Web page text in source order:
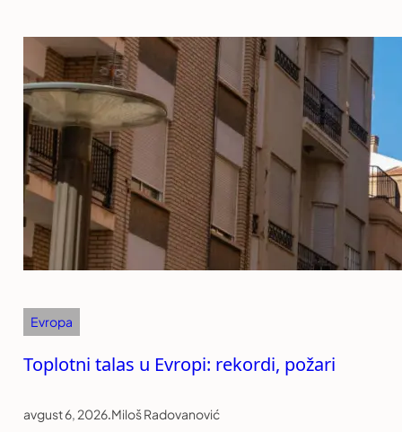
Evropa
Toplotni talas u Evropi: rekordi, požari
avgust 6, 2026.Miloš Radovanović